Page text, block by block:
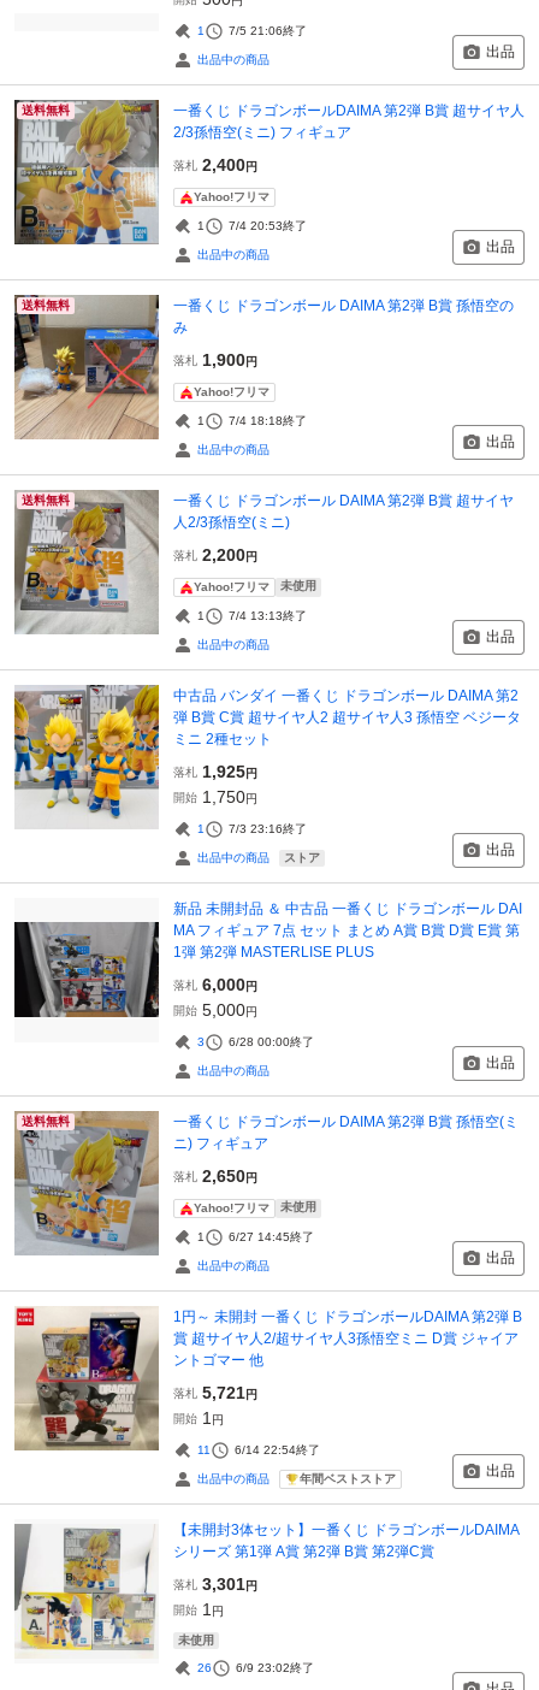
1 7/5 21:06終了
出品中の商品 出品
送料無料
一番くじ ドラゴンボールDAIMA 第2弾 B賞 超サイヤ人
2/3孫悟空(ミニ) フィギュア
落札 2,400円
Yahoo!フリマ
1 7/4 20:53終了
出品中の商品 出品
送料無料
一番くじ ドラゴンボール DAIMA 第2弾 B賞 孫悟空の
み
落札 1,900円
Yahoo!フリマ
1 7/4 18:18終了
出品中の商品 出品
送料無料
一番くじ ドラゴンボール DAIMA 第2弾 B賞 超サイヤ
人2/3孫悟空(ミニ)
落札 2,200円
Yahoo!フリマ 未使用
1 7/4 13:13終了
出品中の商品 出品
中古品 バンダイ 一番くじ ドラゴンボール DAIMA 第2
弾 B賞 C賞 超サイヤ人2 超サイヤ人3 孫悟空 ベジータ
ミニ 2種セット
落札 1,925円
開始 1,750円
1 7/3 23:16終了
出品中の商品 ストア 出品
新品 未開封品 ＆ 中古品 一番くじ ドラゴンボール DAI
MA フィギュア 7点 セット まとめ A賞 B賞 D賞 E賞 第
1弾 第2弾 MASTERLISE PLUS
落札 6,000円
開始 5,000円
3 6/28 00:00終了
出品中の商品 出品
送料無料
一番くじ ドラゴンボール DAIMA 第2弾 B賞 孫悟空(ミ
ニ) フィギュア
落札 2,650円
Yahoo!フリマ 未使用
1 6/27 14:45終了
出品中の商品 出品
1円～ 未開封 一番くじ ドラゴンボールDAIMA 第2弾 B
賞 超サイヤ人2/超サイヤ人3孫悟空ミニ D賞 ジャイア
ントゴマー 他
落札 5,721円
開始 1 円
11 6/14 22:54終了
出品中の商品 年間ベストストア 出品
【未開封3体セット】一番くじ ドラゴンボールDAIMA
シリーズ 第1弾 A賞 第2弾 B賞 第2弾C賞
落札 3,301円
開始 1 円
未使用
26 6/9 23:02終了